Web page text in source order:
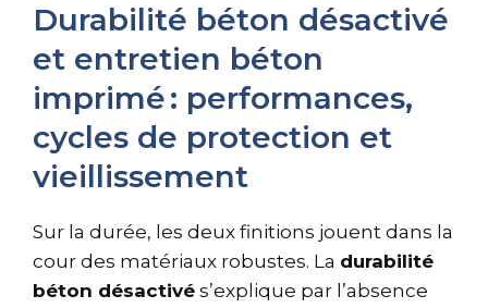
Durabilité béton désactivé
et entretien béton
imprimé : performances,
cycles de protection et
vieillissement
Sur la durée, les deux finitions jouent dans la
cour des matériaux robustes. La durabilité
béton désactivé s’explique par l’absence